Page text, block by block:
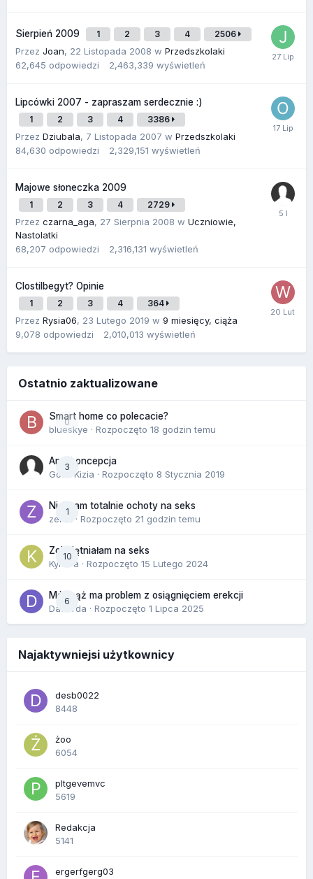
Sierpień 2009 1 2 3 4 2506
Przez Joan, 22 Listopada 2008 w Przedszkolaki
62,645 odpowiedzi 2,463,339 wyświetleń
Lipcówki 2007 - zapraszam serdecznie :)
1 2 3 4 3386
Przez Dziubala, 7 Listopada 2007 w Przedszkolaki
84,630 odpowiedzi 2,329,151 wyświetleń
Majowe słoneczka 2009
1 2 3 4 2729
Przez czarna_aga, 27 Sierpnia 2008 w Uczniowie,
Nastolatki
68,207 odpowiedzi 2,316,131 wyświetleń
Clostilbegyt? Opinie
1 2 3 4 364
Przez Rysia06, 23 Lutego 2019 w 9 miesięcy, ciąża
9,078 odpowiedzi 2,010,013 wyświetleń
Ostatnio zaktualizowane
0
Smart home co polecacie?
blueskye · Rozpoczęto 18 godzin temu
3
Antykoncepcja
Gość Kizia · Rozpoczęto 8 Stycznia 2019
1
Nie mam totalnie ochoty na seks
zenla
· Rozpoczęto 21 godzin temu
10
Zobojętniałam na seks
Kynara · Rozpoczęto 15 Lutego 2024
6
Mój mąż ma problem z osiągnięciem erekcji
Dafiorda · Rozpoczęto 1 Lipca 2025
Najaktywniejsi użytkownicy
desb0022
8448
żoo
6054
pltgevemvc
5619
Redakcja
5141
ergerfgerg03